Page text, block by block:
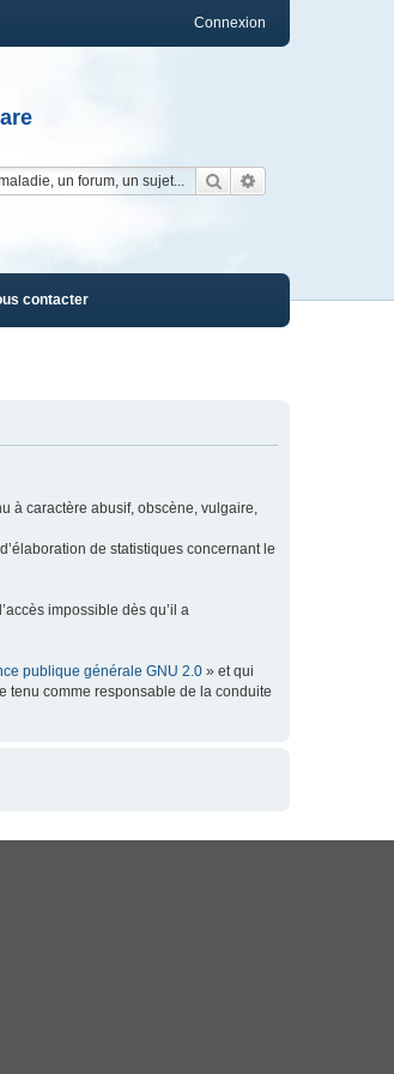
Connexion
Rechercher
contacter
à caractère abusif, obscène, vulgaire,
de statistiques concernant le
impossible dès qu’il a
publique générale GNU 2.0 » et qui
tenu comme responsable de la conduite